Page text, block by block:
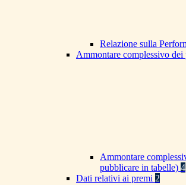
Relazione sulla
Ammontare complessivo dei
Ammontare
pubblicare in tabelle) 4
Dati relativi ai premi 2